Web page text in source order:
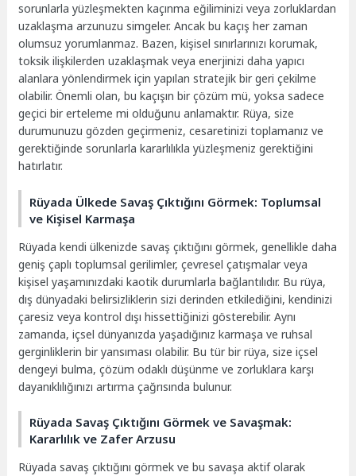
sorunlarla yüzleşmekten kaçınma eğiliminizi veya zorluklardan
uzaklaşma arzunuzu simgeler. Ancak bu kaçış her zaman
olumsuz yorumlanmaz. Bazen, kişisel sınırlarınızı korumak,
toksik ilişkilerden uzaklaşmak veya enerjinizi daha yapıcı
alanlara yönlendirmek için yapılan stratejik bir geri çekilme
olabilir. Önemli olan, bu kaçışın bir çözüm mü, yoksa sadece
geçici bir erteleme mi olduğunu anlamaktır. Rüya, size
durumunuzu gözden geçirmeniz, cesaretinizi toplamanız ve
gerektiğinde sorunlarla kararlılıkla yüzleşmeniz gerektiğini
hatırlatır.
Rüyada Ülkede Savaş Çıktığını Görmek: Toplumsal
ve Kişisel Karmaşa
Rüyada kendi ülkenizde savaş çıktığını görmek, genellikle daha
geniş çaplı toplumsal gerilimler, çevresel çatışmalar veya
kişisel yaşamınızdaki kaotik durumlarla bağlantılıdır. Bu rüya,
dış dünyadaki belirsizliklerin sizi derinden etkilediğini, kendinizi
çaresiz veya kontrol dışı hissettiğinizi gösterebilir. Aynı
zamanda, içsel dünyanızda yaşadığınız karmaşa ve ruhsal
gerginliklerin bir yansıması olabilir. Bu tür bir rüya, size içsel
dengeyi bulma, çözüm odaklı düşünme ve zorluklara karşı
dayanıklılığınızı artırma çağrısında bulunur.
Rüyada Savaş Çıktığını Görmek ve Savaşmak:
Kararlılık ve Zafer Arzusu
Rüyada savaş çıktığını görmek ve bu savaşa aktif olarak